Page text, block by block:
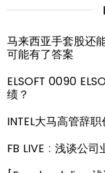
马来西亚手套股还
可能有了答案
ELSOFT 0090
绩？
INTEL大马高管辞
FB LIVE : 浅谈公